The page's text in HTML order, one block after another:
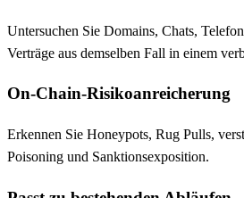
Untersuchen Sie Domains, Chats,
Verträge aus demselben Fall in einem
On-Chain-Risikoanreicherung
Erkennen Sie Honeypots, Rug Pulls,
Poisoning und Sanktionsexposition.